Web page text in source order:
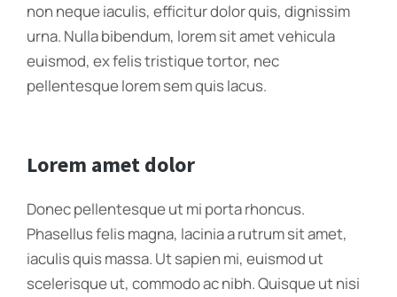
non neque iaculis, efficitur dolor quis, dignissim
urna. Nulla bibendum, lorem sit amet vehicula
euismod, ex felis tristique tortor, nec
pellentesque lorem sem quis lacus.
Lorem amet dolor
Donec pellentesque ut mi porta rhoncus.
Phasellus felis magna, lacinia a rutrum sit amet,
iaculis quis massa. Ut sapien mi, euismod ut
scelerisque ut, commodo ac nibh. Quisque ut nisi